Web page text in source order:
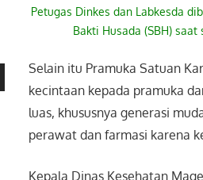
Petugas Dinkes dan Labkesda
Bakti Husada (SBH) saat
Selain itu Pramuka Satuan
kecintaan kepada pramuka
luas, khususnya generasi
perawat dan farmasi karena
Kepala Dinas Kesehatan